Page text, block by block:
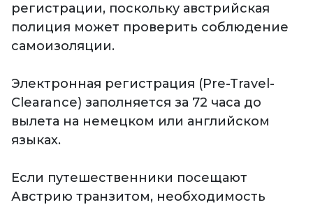
регистрации, поскольку австрийская
полиция может проверить соблюдение
самоизоляции.
Электронная регистрация (Pre-Travel-
Clearance) заполняется за 72 часа до
вылета на немецком или английском
языках.
Если путешественники посещают
Австрию транзитом, необходимость